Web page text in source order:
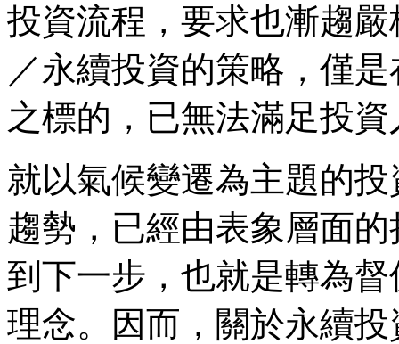
投資流程，要求也漸趨
／永續投資的策略，僅
之標的，已無法滿足投
就以氣候變遷為主題的
趨勢，已經由表象層面
到下一步，也就是轉為
理念。因而，關於永續